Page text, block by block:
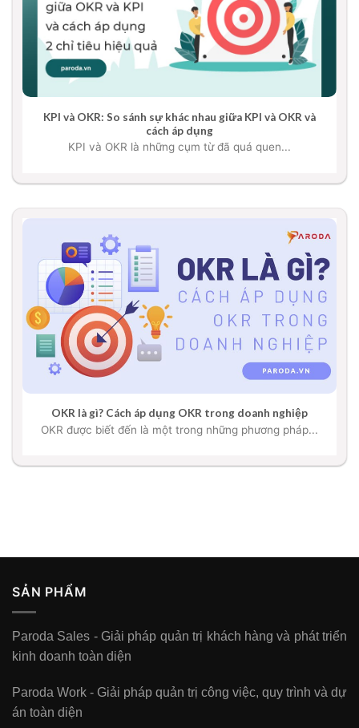
KPI và OKR: So sánh sự khác nhau giữa KPI và OKR và
cách áp dụng
KPI và OKR là những cụm từ đã quá quen...
OKR là gì? Cách áp dụng OKR trong doanh nghiệp
OKR được biết đến là một trong những phương pháp...
SẢN PHẨM
Paroda Sales - Giải pháp quản trị khách hàng và phát triển
kinh doanh toàn diện
Paroda Work - Giải pháp quản trị công việc, quy trình và dự
án toàn diện